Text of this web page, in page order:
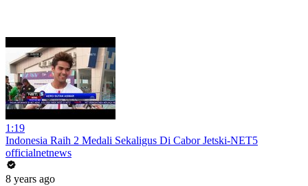
1:19
Indonesia Raih 2 Medali Sekaligus Di Cabor Jetski-NET5
officialnetnews
8 years ago